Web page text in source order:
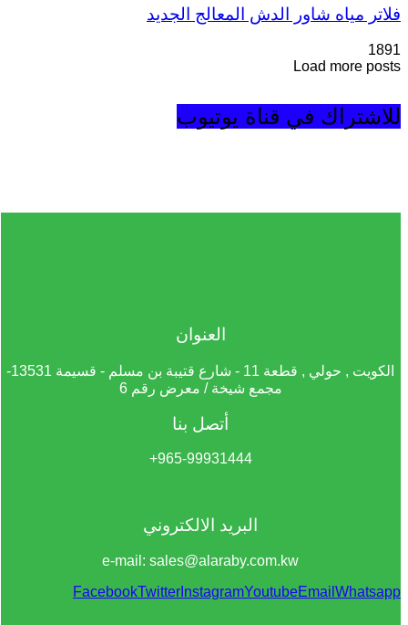
فلاتر مياه شاور الدش المعالج الجديد
1891
Load more posts
للاشتراك في قناة يوتيوب
العنوان
الكويت , حولي , قطعة 11 - شارع قتيبة بن مسلم - قسيمة 13531-
مجمع شيخة / معرض رقم 6
أتصل بنا
965-99931444+
البريد الالكتروني
e-mail: sales@alaraby.com.kw
FacebookTwitter InstagramYoutubeEmail Whatsapp